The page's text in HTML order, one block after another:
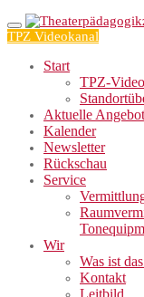
TPZ Videokanal
Start
TPZ-
Aktuelle
Kalender
Newsletter
Rückschau
Service
Wir
Was ist
Kontakt
Leitbild